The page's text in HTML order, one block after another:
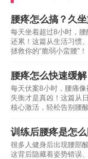
腰疼怎么搞？久
每天坐着超过8小时，
还累！这篇从生活习惯
拯救你的“脆弱小蛮腰”！
腰疼怎么快速缓
每天伏案8小时，腰痛像
失衡才是真凶！这篇从
核心激活，轻松告别腰
训练后腰疼是怎
很多人健身后出现腰部
这背后隐藏着姿势错误